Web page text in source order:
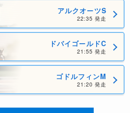
アルクオーツS
22:35 発走
ドバイゴールドC
21:55 発走
ゴドルフィンM
21:20 発走